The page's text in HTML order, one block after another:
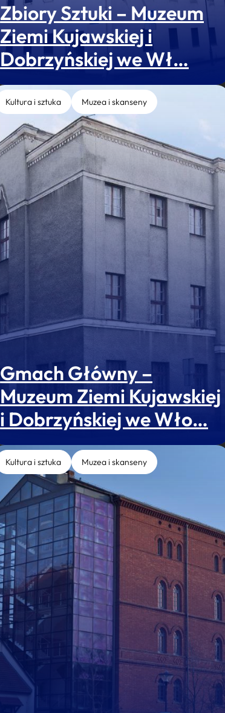
Zbiory Sztuki – Muzeum
Ziemi Kujawskiej i
Dobrzyńskiej we Wł…
Kultura i sztuka Muzea i skanseny
Gmach Główny –
Muzeum Ziemi Kujawskiej
i Dobrzyńskiej we Wło…
Kultura i sztuka Muzea i skanseny